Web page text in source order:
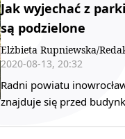
Jak wyjechać z
są podzielone
Elżbieta Rupniewska/
2020-08-13, 20:32
Radni powiatu
znajduje się przed